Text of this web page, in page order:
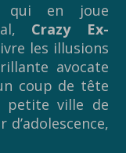
qui en joue
Crazy Ex-
les illusions
avocate
coup de tête
petite ville de